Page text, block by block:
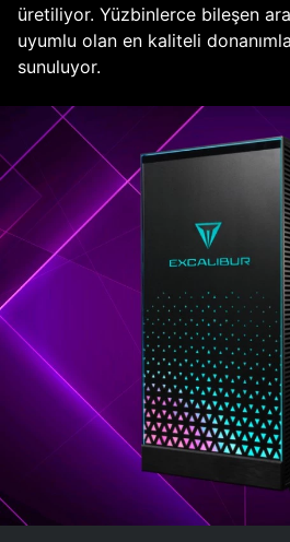
üretiliyor. Yüzbinlerce bileşen
uyumlu olan en kaliteli
sunuluyor.